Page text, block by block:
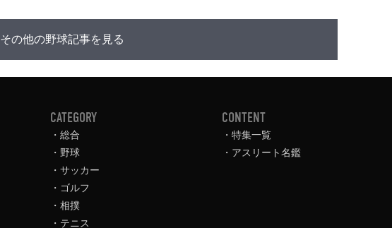
その他の野球記事を見る
CATEGORY
総合
野球
サッカー
ゴルフ
相撲
テニス
CONTENT
特集一覧
アスリート名鑑